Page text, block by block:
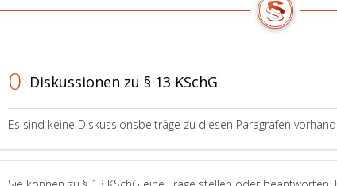
0 Diskussionen zu § 13 KSchG
Es sind keine Diskussionsbeiträge zu diesen Paragrafen